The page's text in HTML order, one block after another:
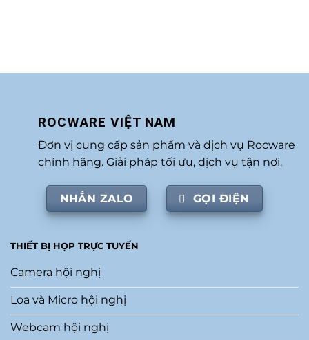
ROCWARE VIỆT NAM
Đơn vị cung cấp sản phẩm và dịch vụ Rocware
chính hãng. Giải pháp tối ưu, dịch vụ tận nơi.
NHẮN ZALO GỌI ĐIỆN
THIẾT BỊ HỌP TRỰC TUYẾN
Camera hội nghị
Loa và Micro hội nghị
Webcam hội nghị